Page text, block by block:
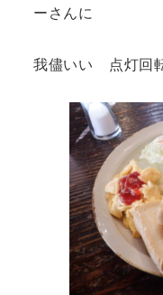
ーさんに
我儘いい 点灯回